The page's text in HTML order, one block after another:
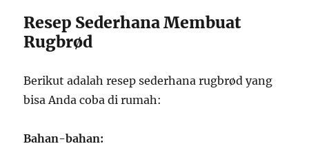
Resep Sederhana Membuat
Rugbrød
Berikut adalah resep sederhana rugbrød yang
bisa Anda coba di rumah:
Bahan-bahan: